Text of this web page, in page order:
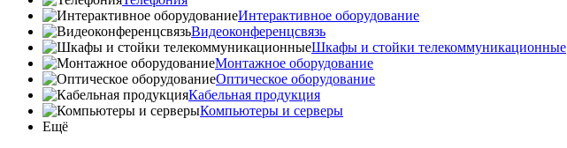
Интерактивное оборудование
Видеоконференцсвязь
Шкафы и стойки телекоммуникационные
Монтажное оборудование
Оптическое оборудование
Кабельная продукция
Компьютеры и серверы
Ещё